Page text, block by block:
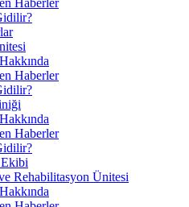
Haberler
Haberler
Rehabilitasyon Ünitesi